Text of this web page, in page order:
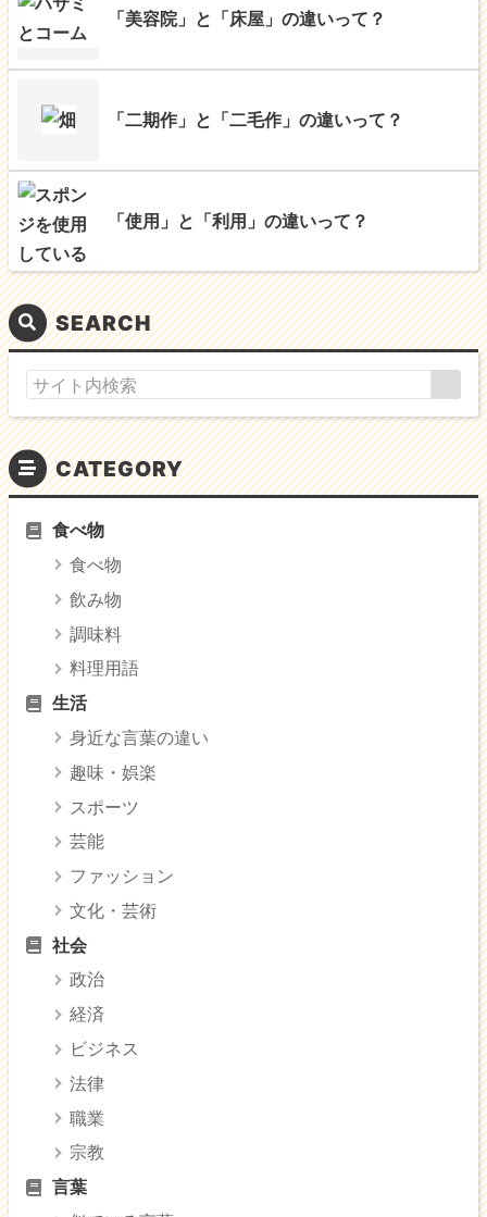
「美容院」と「床屋」の違いって？
「二期作」と「二毛作」の違いって？
「使用」と「利用」の違いって？
SEARCH
CATEGORY
食べ物
食べ物
飲み物
調味料
料理用語
生活
身近な言葉の違い
趣味・娯楽
スポーツ
芸能
ファッション
文化・芸術
社会
政治
経済
ビジネス
法律
職業
宗教
言葉